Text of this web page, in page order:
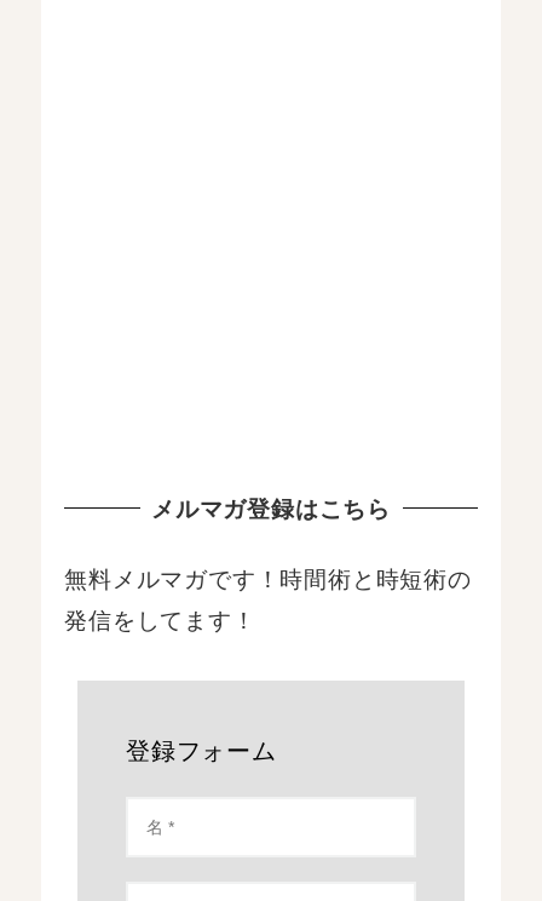
メルマガ登録はこちら
無料メルマガです！時間術と時短術の
発信をしてます！
登録フォーム